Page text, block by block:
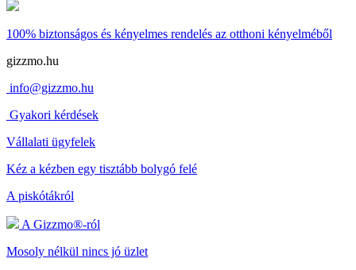
100% biztonságos és kényelmes rendelés az otthoni kényelméből
gizzmo.hu
info@gizzmo.hu
Gyakori kérdések
Vállalati ügyfelek
Kéz a kézben egy tisztább bolygó felé
A piskótákról
A Gizzmo®-ról
Mosoly nélkül nincs jó üzlet